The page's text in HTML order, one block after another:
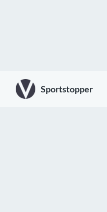
Sportstopper